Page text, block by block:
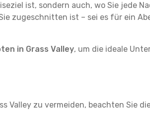
ist, sondern auch, wo Sie jede
zugeschnitten ist – sei es für ein
in Grass Valley, um die ideale
Valley zu vermeiden, beachten Sie